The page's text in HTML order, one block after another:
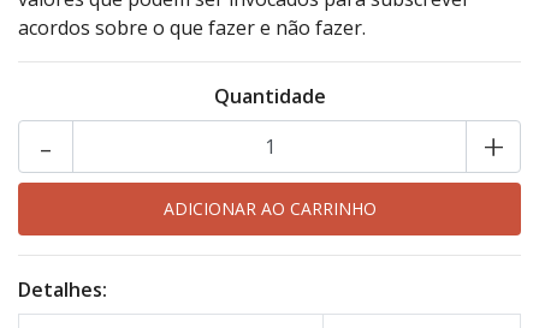
acordos sobre o que fazer e não fazer.
Quantidade
+
-
Detalhes: